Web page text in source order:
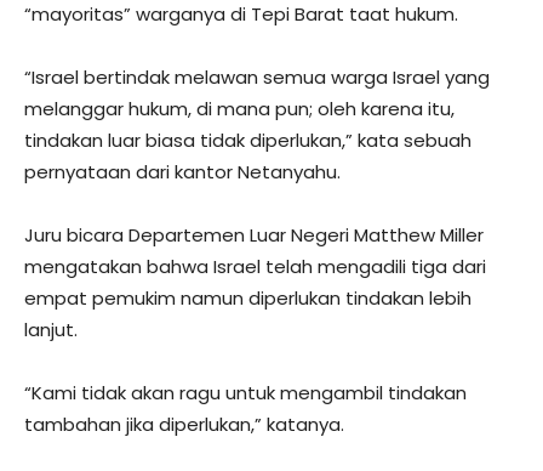
“mayoritas” warganya di Tepi Barat taat hukum.
“Israel bertindak melawan semua warga Israel yang
melanggar hukum, di mana pun; oleh karena itu,
tindakan luar biasa tidak diperlukan,” kata sebuah
pernyataan dari kantor Netanyahu.
Juru bicara Departemen Luar Negeri Matthew Miller
mengatakan bahwa Israel telah mengadili tiga dari
empat pemukim namun diperlukan tindakan lebih
lanjut.
“Kami tidak akan ragu untuk mengambil tindakan
tambahan jika diperlukan,” katanya.